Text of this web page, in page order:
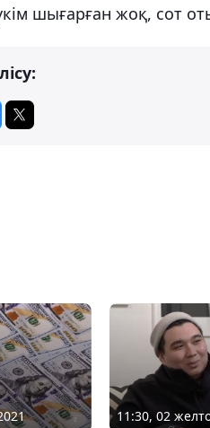
шығарған жоқ, сот
11:30, 02